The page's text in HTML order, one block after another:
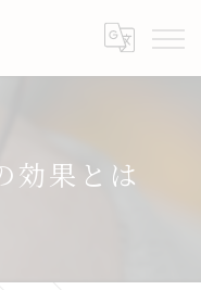
効果とは